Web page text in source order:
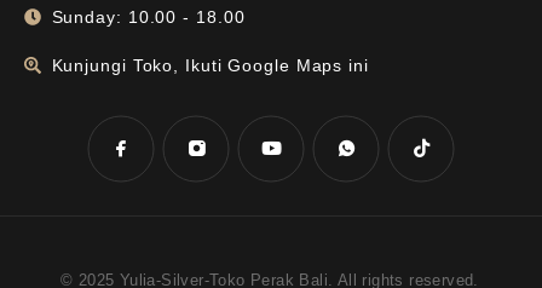
Sunday: 10.00 - 18.00
Kunjungi Toko, Ikuti Google Maps ini
© 2025 Yulia-Silver-Toko Perak Bali. All rights reserved.